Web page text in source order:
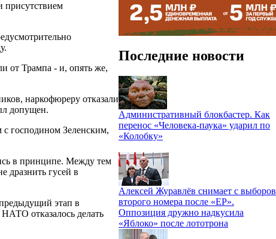
присутствием
от Трампа - и, опять же,
наркофюреру отказали
допущен.
господином Зеленским,
в принципе. Между тем
дразнить гусей в
этап в
отказалось делать
Последние новости
Административный блокбастер. Как
перенос «Человека-паука» ударил по
«Колобку»
Алексей Журавлёв снимает с выборов
второго номера после «ЕР».
Оппозиция дружно надкусила
«Яблоко» после лототрона